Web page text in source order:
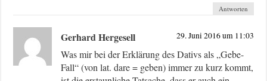
Antworten
Gerhard Hergesell 29. Juni 2016 um 11:03
Was mir bei der Erklärung des Dativs als „Gebe-
Fall“ (von lat. dare = geben) immer zu kurz kommt,